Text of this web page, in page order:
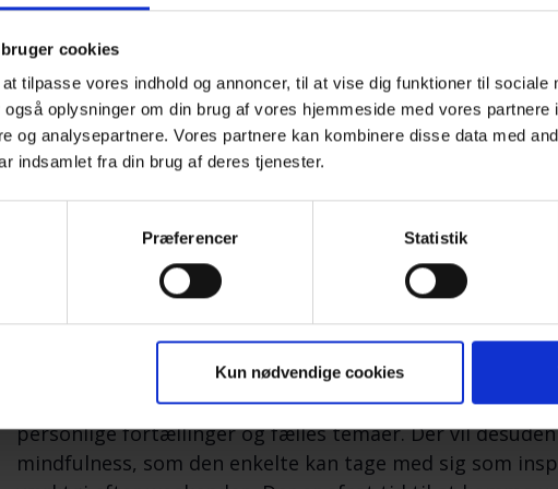
cookies
tilpasse vores indhold og annoncer, til at vise dig funktioner til sociale
oplysninger om din brug af vores hjemmeside med vores partnere
og analysepartnere. Vores partnere kan kombinere disse data med
indsamlet fra din brug af deres tjenester.
Præferencer Statistik
Kun nødvendige cookies
tænker lidt mere over det, end jeg plejer. Jeg har haft en
Weekenden bliver ledet af psykolog Louise Møller
arbejdet med mennesker, som er ramt af sorg, krise og
Kristina, som har været frivillig i foreningen gennem 6
under weekenden, såsom forplejning og det at skabe
Louise og Kristina har begge oplevet at miste en
Programmet vil blive tilpasset deltagernes behov og
personlige fortællinger og fælles temaer. Der vil
mindfulness, som den enkelte kan tage med sig som